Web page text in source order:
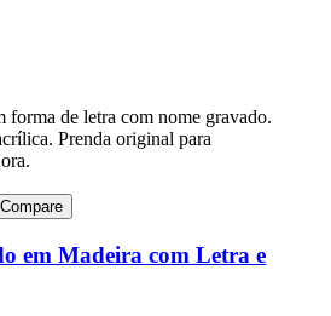
Compare
em Madeira com Letra e